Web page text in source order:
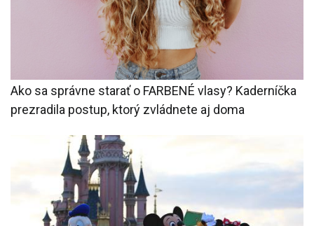
Ako sa správne starať o FARBENÉ vlasy? Kaderníčka
prezradila postup, ktorý zvládnete aj doma